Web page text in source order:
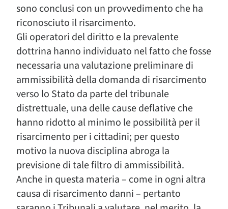
sono conclusi con un provvedimento che ha
riconosciuto il risarcimento.
Gli operatori del diritto e la prevalente
dottrina hanno individuato nel fatto che fosse
necessaria una valutazione preliminare di
ammissibilità della domanda di risarcimento
verso lo Stato da parte del tribunale
distrettuale, una delle cause deflative che
hanno ridotto al minimo le possibilità per il
risarcimento per i cittadini; per questo
motivo la nuova disciplina abroga la
previsione di tale filtro di ammissibilità.
Anche in questa materia – come in ogni altra
causa di risarcimento danni – pertanto